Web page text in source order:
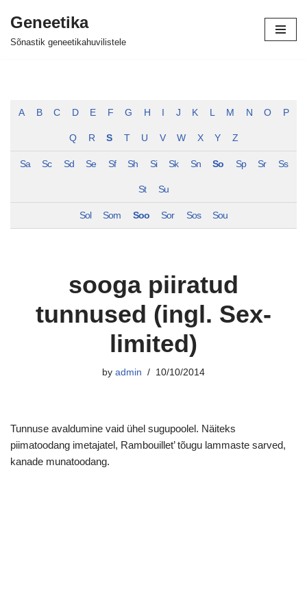
Skip
Geneetika
Sõnastik geneetikahuvilistele
A B C D E F G H J K L M N O P
Q R S T U V W X Y Z
Sa Sc Sd Se Sf Sh Si Sk Sn So Sp Sr Ss
St Su
Sol Som Soo Sor Sos Sou
sooga piiratud
tunnused (ingl. Sex-
limited)
by admin 10/10/2014
Tunnuse avaldumine vaid ühel sugupoolel. Näiteks
piimatoodang imetajatel, Rambouillet’ tõugu lammaste sarved,
kanade munatoodang.